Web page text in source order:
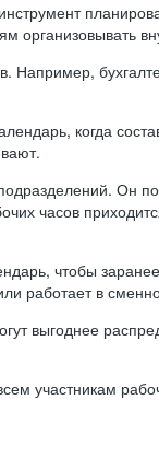
организовывать
Например,
когда
Он
часов
чтобы
работает в
выгоднее
участникам